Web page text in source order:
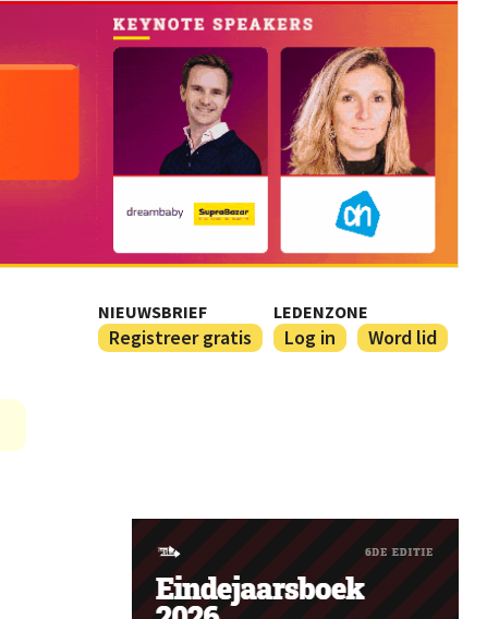
NIEUWSBRIEF
Registreer gratis
LEDENZONE
Log in Word lid